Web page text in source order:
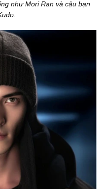
như Mori Ran và cậu bạn